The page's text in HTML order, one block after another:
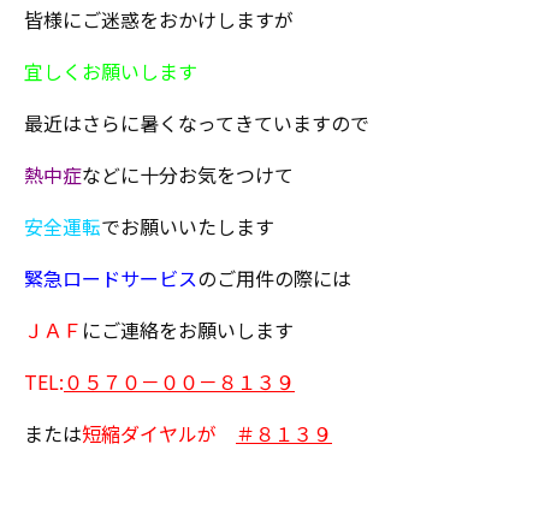
皆様にご迷惑をおかけしますが
宜しくお願いします
最近はさらに暑くなってきていますので
熱中症などに十分お気をつけて
安全運転でお願いいたします
緊急ロードサービスのご用件の際には
ＪＡＦ にご連絡をお願いします
TEL:０５７０－００－８１３９
または短縮ダイヤルが ＃８１３９